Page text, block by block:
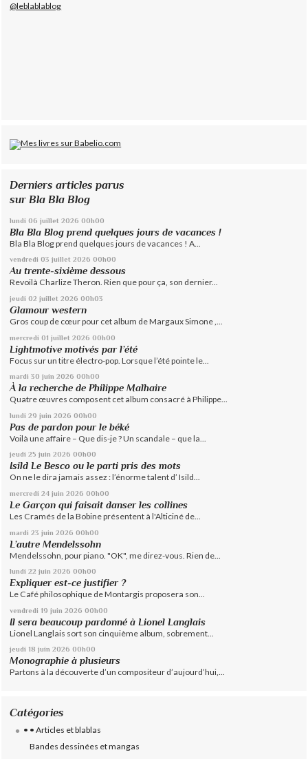
@leblablablog
Derniers articles parus
sur Bla Bla Blog
lundi 06 juillet 2026 00h00
Bla Bla Blog prend quelques jours de vacances !
Bla Bla Blog prend quelques jours de vacances ! A...
vendredi 03 juillet 2026 00h00
Au trente-sixième dessous
Revoilà Charlize Theron. Rien que pour ça, son dernier...
jeudi 02 juillet 2026 00h03
Glamour western
Gros coup de cœur pour cet album de Margaux Simone ,...
mercredi 01 juillet 2026 00h00
Lightmotive motivés par l’été
Focus sur un titre électro-pop. Lorsque l’été pointe le...
mardi 30 juin 2026 00h00
À la recherche de Philippe Malhaire
Quatre œuvres composent cet album consacré à Philippe...
lundi 29 juin 2026 00h00
Pas de pardon pour le béké
Voilà une affaire – Que dis-je ? Un scandale – que la...
jeudi 25 juin 2026 00h00
Isild Le Besco ou le parti pris des mots
On ne le dira jamais assez : l’énorme talent d’ Isild...
mercredi 24 juin 2026 00h00
Le Garçon qui faisait danser les collines
Les Cramés de la Bobine présentent à l'Alticiné de...
mardi 23 juin 2026 00h00
L’autre Mendelssohn
Mendelssohn, pour piano. "OK", me direz-vous. Rien de...
lundi 22 juin 2026 00h00
Expliquer est-ce justifier ?
Le Café philosophique de Montargis proposera son...
vendredi 19 juin 2026 00h00
Il sera beaucoup pardonné à Lionel Langlais
Lionel Langlais sort son cinquième album, sobrement...
jeudi 18 juin 2026 00h00
Monographie à plusieurs
Partons à la découverte d’un compositeur d’aujourd’hui,...
Catégories
• • Articles et blablas
Bandes dessinées et mangas